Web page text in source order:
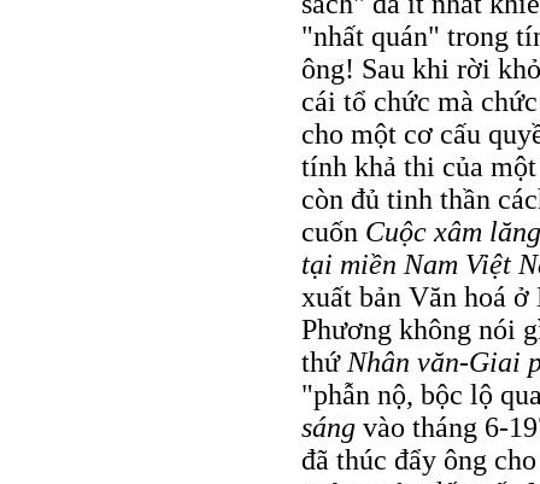
"nhất quán" trong
ông! Sau khi rời
cái tổ chức mà
cho một cơ cấu
tính khả thi của
còn đủ tinh thần
cuốn Cuộc xâm
tại miền Nam Việt
xuất bản Văn hoá
Phương không nói
thứ Nhân văn-Giai
"phẫn nộ, bộc lộ
sáng vào tháng 6-
đã thúc đẩy ông